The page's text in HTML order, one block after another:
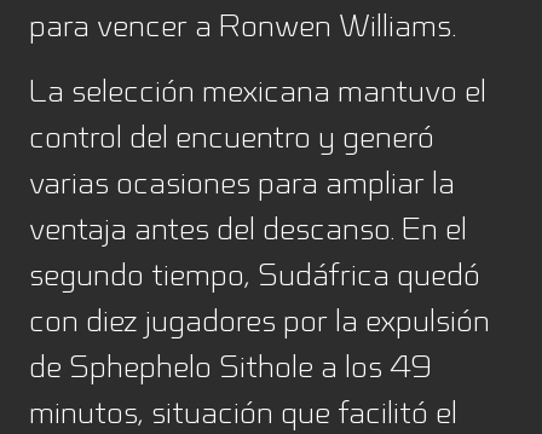
para vencer a Ronwen Williams.
La selección mexicana mantuvo el
control del encuentro y generó
varias ocasiones para ampliar la
ventaja antes del descanso. En el
segundo tiempo, Sudáfrica quedó
con diez jugadores por la expulsión
de Sphephelo Sithole a los 49
minutos, situación que facilitó el